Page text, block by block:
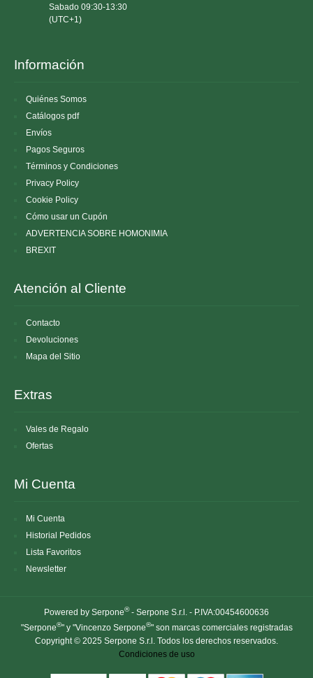
Sabado 09:30-13:30
(UTC+1)
Información
Quiénes Somos
Catálogos pdf
Envíos
Pagos Seguros
Términos y Condiciones
Privacy Policy
Cookie Policy
Cómo usar un Cupón
ADVERTENCIA SOBRE HOMONIMIA
BREXIT
Atención al Cliente
Contacto
Devoluciones
Mapa del Sitio
Extras
Vales de Regalo
Ofertas
Mi Cuenta
Mi Cuenta
Historial Pedidos
Lista Favoritos
Newsletter
Powered by Serpone®- Serpone S.r.l. - P.IVA:00454600636
"Serpone®" y "Vincenzo Serpone®" son marcas comerciales registradas
Copyright © 2025 Serpone S.r.l. Todos los derechos reservados.
Condiciones de uso